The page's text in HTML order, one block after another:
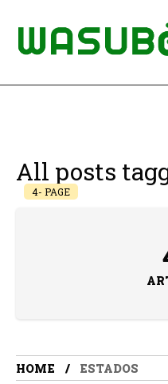
All posts
4- PAGE
HOME ESTADOS